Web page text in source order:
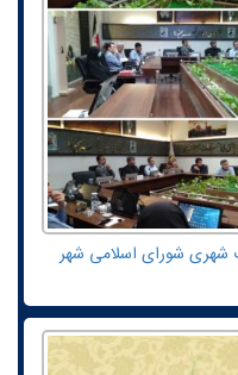
شورای اسلامی شهر